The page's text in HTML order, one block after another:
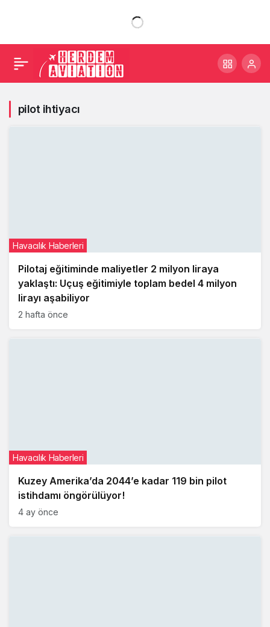
pilot ihtiyacı
Pilotaj eğitiminde maliyetler 2 milyon liraya
yaklaştı: Uçuş eğitimiyle toplam bedel 4 milyon
lirayı aşabiliyor
Havacılık Haberleri
2 hafta önce
Kuzey Amerika’da 2044’e kadar 119 bin pilot
istihdamı öngörülüyor!
Havacılık Haberleri
4 ay önce